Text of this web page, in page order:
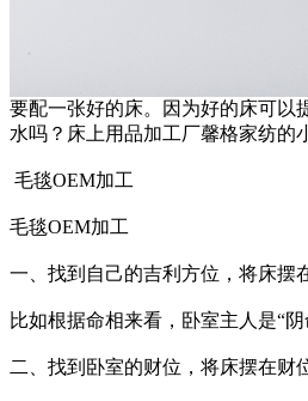
要配一张好的床。因为好的床可以
水吗？床上用品加工厂馨格家纺的
毛毯OEM加工
毛毯OEM加工
一、找到自己的吉利方位，将床摆
比如根据命相来看，卧室主人是“
二、找到卧室的财位，将床摆在财